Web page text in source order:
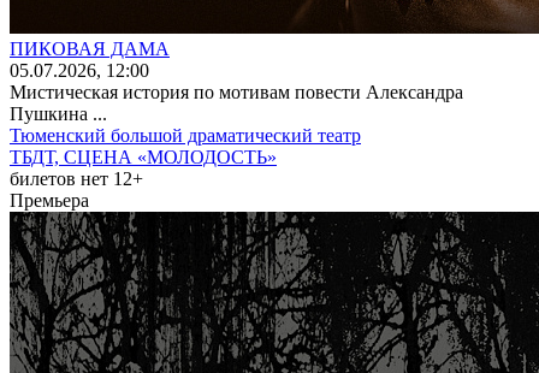
ПИКОВАЯ ДАМА
05.07.2026, 12:00
Мистическая история по мотивам повести Александра
Пушкина ...
Тюменский большой драматический театр
ТБДТ, СЦЕНА «МОЛОДОСТЬ»
билетов нет 12+
Премьера